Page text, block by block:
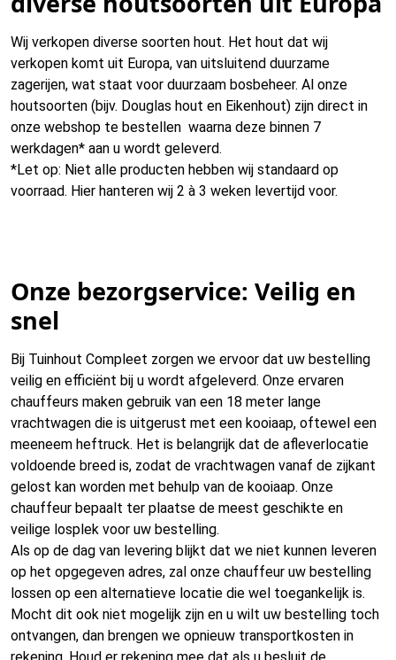
Wij verkopen diverse soorten hout. Het hout dat wij
verkopen komt uit Europa, van uitsluitend duurzame
zagerijen, wat staat voor duurzaam bosbeheer. Al onze
houtsoorten (bijv. Douglas hout en Eikenhout) zijn direct in
onze webshop te bestellen waarna deze binnen 7
werkdagen* aan u wordt geleverd.
*Let op: Niet alle producten hebben wij standaard op
voorraad. Hier hanteren wij 2 à 3 weken levertijd voor.
Onze bezorgservice: Veilig en
snel
Bij Tuinhout Compleet zorgen we ervoor dat uw bestelling
veilig en efficiënt bij u wordt afgeleverd. Onze ervaren
chauffeurs maken gebruik van een 18 meter lange
vrachtwagen die is uitgerust met een kooiaap, oftewel een
meeneem heftruck. Het is belangrijk dat de afleverlocatie
voldoende breed is, zodat de vrachtwagen vanaf de zijkant
gelost kan worden met behulp van de kooiaap. Onze
chauffeur bepaalt ter plaatse de meest geschikte en
veilige losplek voor uw bestelling.
Als op de dag van levering blijkt dat we niet kunnen leveren
op het opgegeven adres, zal onze chauffeur uw bestelling
lossen op een alternatieve locatie die wel toegankelijk is.
Mocht dit ook niet mogelijk zijn en u wilt uw bestelling toch
ontvangen, dan brengen we opnieuw transportkosten in